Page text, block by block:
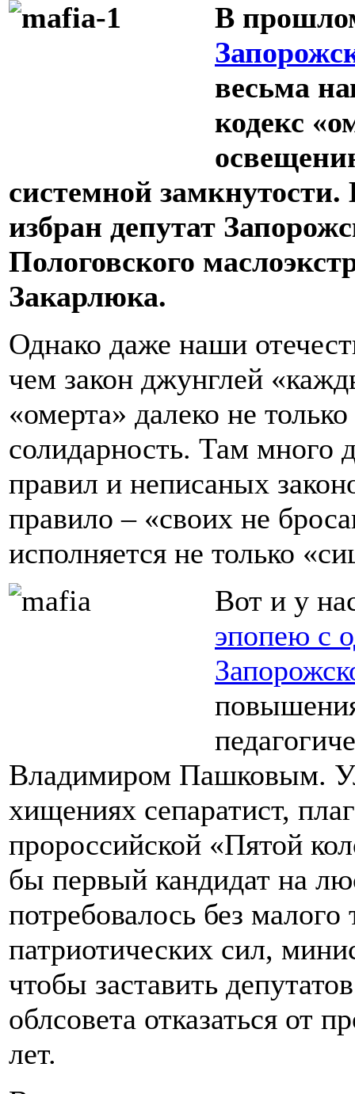
В
весьма
кодекс
системной
избран депутат
Пологовского
Закарлюка.
Однако даже наши
чем закон джунглей
«омерта» далеко не
солидарность. Там много
правил и неписаных
правило – «своих не
исполняется не только
Вот и у
эпопею с
Владимиром Пашковым.
хищениях сепаратист,
пророссийской «Пятой
бы первый кандидат на
потребовалось без
патриотических сил,
чтобы заставить
облсовета отказаться от
лет.